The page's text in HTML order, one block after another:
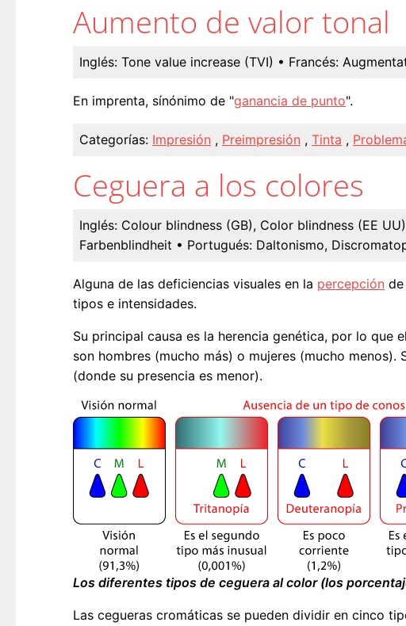
Aumento de valor tonal
Inglés: Tone value increase (TVI) • Francés:
En imprenta, sínónimo de "ganancia de punto".
Categorías: Impresión , Preimpresión , Tinta ,
Ceguera a los colores
Inglés: Colour blindness (GB), Color blindness (EE UU)
Farbenblindheit • Portugués: Daltonismo,
Alguna de las deficiencias visuales en la percepción
tipos e intensidades.
Su principal causa es la herencia genética, por lo
son hombres (mucho más) o mujeres (mucho
(donde su presencia es menor).
Los diferentes tipos de ceguera al color (los
Las cegueras cromáticas se pueden dividir en cinco